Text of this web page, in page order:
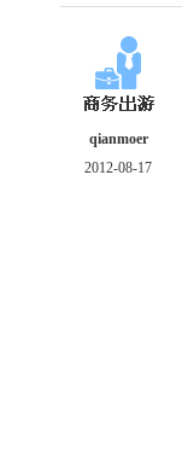
qianmoer
2012-08-17